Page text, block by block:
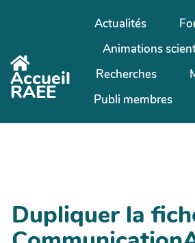
Aller au contenu principal
Accueil
RAEE
Actualités
Animations
Recherches
Publi membres
Dupliquer la